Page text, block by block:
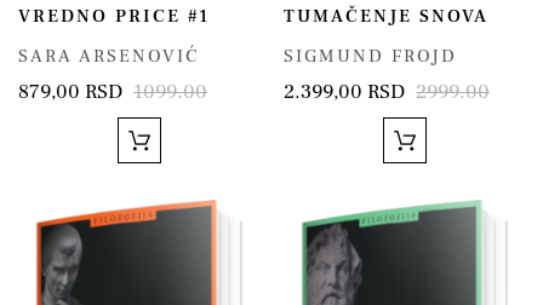
VREDNO PRICE #1
SARA ARSENOVIĆ
879,00 RSD 1099.00
TUMAČENJE SNOVA
SIGMUND FROJD
2.399,00 RSD 2999.00